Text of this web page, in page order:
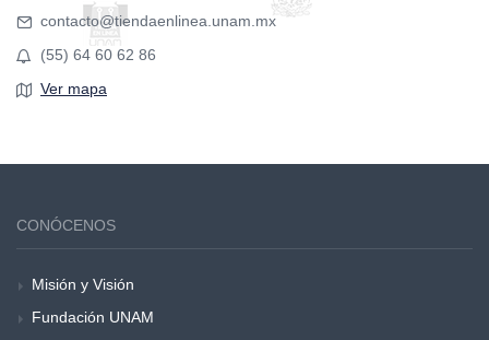
contacto@tiendaenlinea.unam.mx
(55) 64 60 62 86
Ver mapa
CONÓCENOS
Misión y Visión
Fundación UNAM